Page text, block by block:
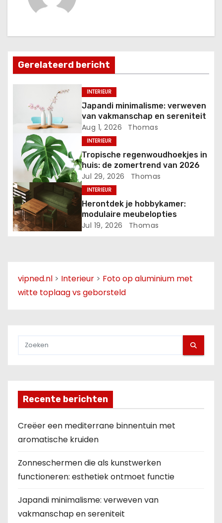
h
t
n
g
a
t
i
Gerelateerd bericht
INTERIEUR
Japandi minimalisme: verweven
van vakmanschap en sereniteit
Aug 1, 2026 Thomas
INTERIEUR
Tropische regenwoudhoekjes in
huis: de zomertrend van 2026
Jul 29, 2026 Thomas
INTERIEUR
Herontdek je hobbykamer:
modulaire meubelopties
Jul 19, 2026 Thomas
vipned.nl > Interieur > Foto op aluminium met
witte toplaag vs geborsteld
Recente berichten
Creëer een mediterrane binnentuin met
aromatische kruiden
Zonneschermen die als kunstwerken
functioneren: esthetiek ontmoet functie
Japandi minimalisme: verweven van
vakmanschap en sereniteit